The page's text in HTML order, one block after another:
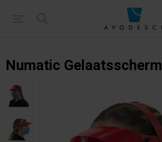
Numatic Gelaatsscherm